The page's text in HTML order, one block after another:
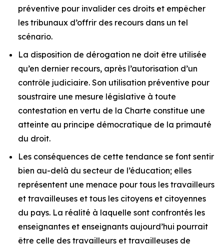
préventive pour invalider ces droits et empêcher
les tribunaux d’offrir des recours dans un tel
scénario.
La disposition de dérogation ne doit être utilisée
qu’en dernier recours, après l’autorisation d’un
contrôle judiciaire. Son utilisation préventive pour
soustraire une mesure législative à toute
contestation en vertu de la Charte constitue une
atteinte au principe démocratique de la primauté
du droit.
Les conséquences de cette tendance se font sentir
bien au-delà du secteur de l’éducation; elles
représentent une menace pour tous les travailleurs
et travailleuses et tous les citoyens et citoyennes
du pays. La réalité à laquelle sont confrontés les
enseignantes et enseignants aujourd’hui pourrait
être celle des travailleurs et travailleuses de